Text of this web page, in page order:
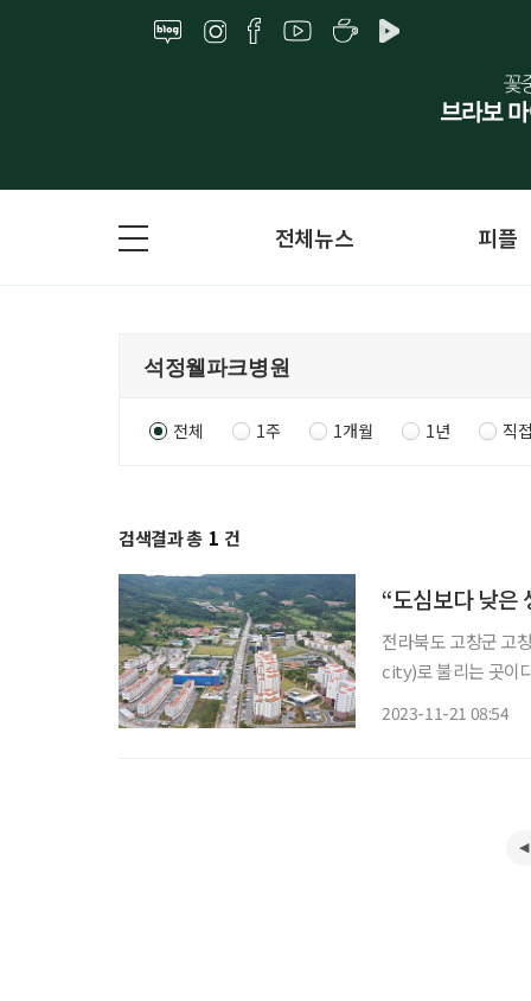
전체뉴스 피플
전체 1주 1개월 1년 직
검색결과 총 1 건
“도심보다 낮은
전라북도 고창군 고
city)로 불리는 곳이
2023-11-21 08:54